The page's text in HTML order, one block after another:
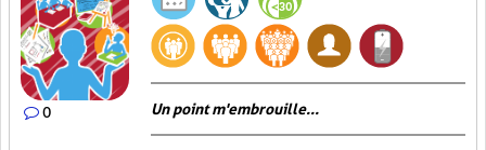
0 Un point m'embrouille...